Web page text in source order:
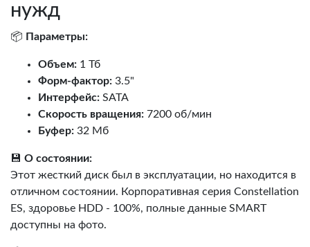
нужд
📦 Параметры:
Объем: 1 Тб
Форм-фактор: 3.5"
Интерфейс: SATA
Скорость вращения: 7200 об/мин
Буфер: 32 Мб
💾 О состоянии:
Этот жесткий диск был в эксплуатации, но находится в
отличном состоянии. Корпоративная серия Constellation
ES, здоровье HDD - 100%, полные данные SMART
доступны на фото.